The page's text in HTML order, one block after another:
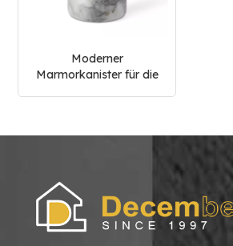
Moderner
Marmorkanister für die